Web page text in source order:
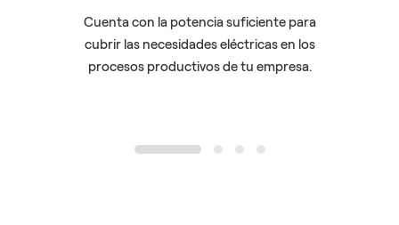
Cuenta con la potencia suficiente para
cubrir las necesidades eléctricas en los
procesos productivos de tu empresa.
1 2 3 4